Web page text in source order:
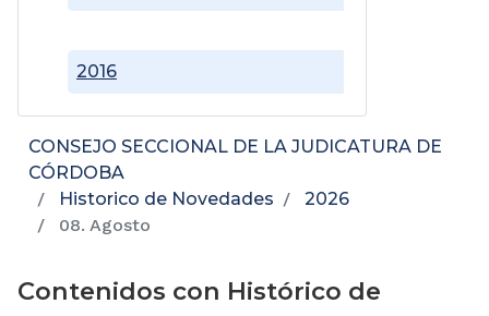
2016
CONSEJO SECCIONAL DE LA JUDICATURA DE
CÓRDOBA
Historico de Novedades
2026
08. Agosto
Contenidos con Histórico de